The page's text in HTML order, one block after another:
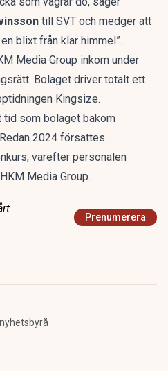
till SVT och medger att
blixt från klar himmel”.
Media Group inkom under
Bolaget driver totalt ett
Kingsize.
tid som bolaget bakom
2024 försattes
varefter personalen
Media Group.
Prenumerera